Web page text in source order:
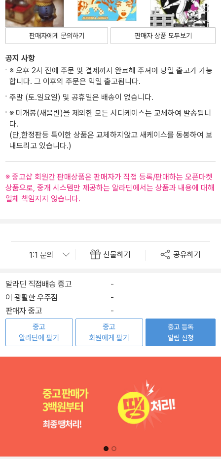
판매자에게 문의하기 판매자 상품 모두보기
공지 사항
※ 오후 2시 전에 주문 및 결제까지 완료해 주셔야 당일 출고가 가능
합니다. 그 이후의 주문은 익일 출고됩니다.
주말 (토.일요일) 및 공휴일은 배송이 없습니다.
※ 미개봉(새음반)을 제외한 모든 시디케이스는 교체하여 발송됩니
다.
(단,한정판등 특이한 상품은 교체하지않고 새케이스를 동봉하여 보
내드리고 있습니다.)
※ 중고샵 회원간 판매상품은 판매자가 직접 등록/판매하는 오픈마켓
상품으로, 중개 시스템만 제공하는 알라딘에서는 상품과 내용에 대해
일체 책임지지 않습니다.
선물하기 공유하기
알라딘 직접배송 중고
-
이 광활한 우주점
-
판매자 중고
-
중고
알라딘에 팔기
중고
회원에게 팔기
중고 등록
알림 신청